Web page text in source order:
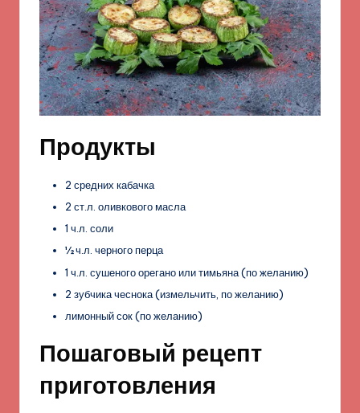
Продукты
2 средних кабачка
2 ст.л. оливкового масла
1 ч.л. соли
½ ч.л. черного перца
1 ч.л. сушеного орегано или тимьяна (по желанию)
2 зубчика чеснока (измельчить, по желанию)
лимонный сок (по желанию)
Пошаговый рецепт
приготовления